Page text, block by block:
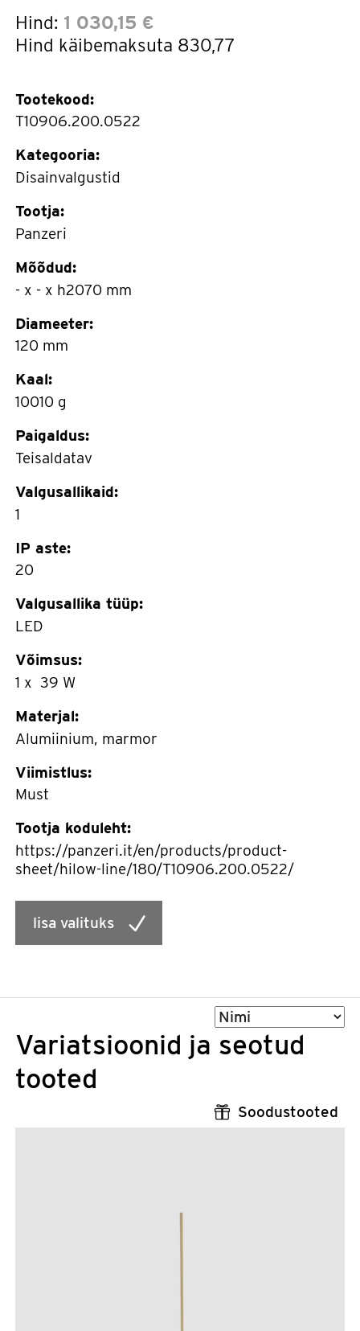
Hind: 1 030,15 €
Hind käibemaksuta 830,77
Tootekood:
T10906.200.0522
Kategooria:
Disainvalgustid
Tootja:
Panzeri
Mõõdud:
- x - x h2070 mm
Diameeter:
120 mm
Kaal:
10010 g
Paigaldus:
Teisaldatav
Valgusallikaid:
1
IP aste:
20
Valgusallika tüüp:
LED
Võimsus:
1 x 39 W
Materjal:
Alumiinium, marmor
Viimistlus:
Must
Tootja koduleht:
https://panzeri.it/en/products/product-
sheet/hilow-line/180/T10906.200.0522/
lisa valituks
Sorteeri
Variatsioonid ja seotud
tooted
Soodustooted